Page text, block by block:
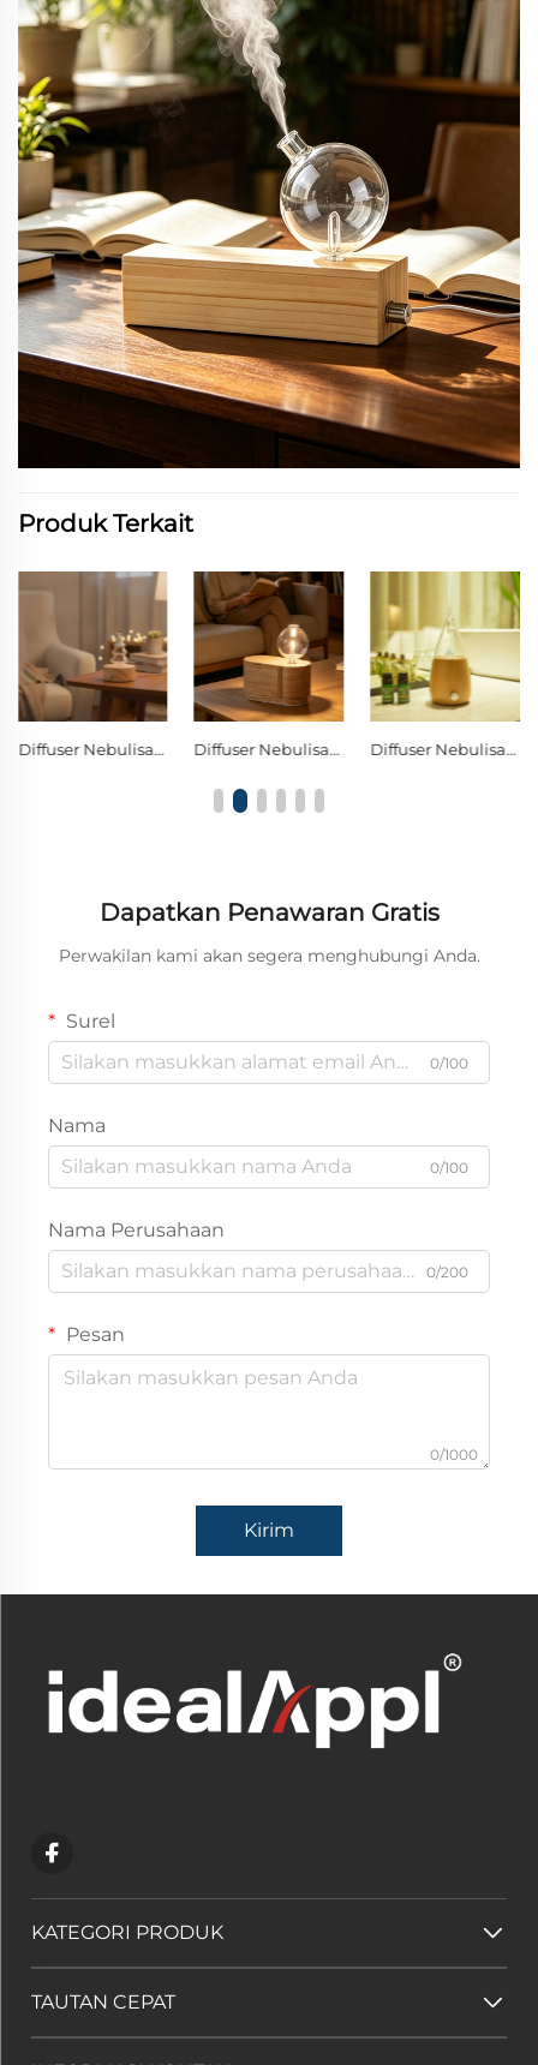
Produk Terkait
Diffuser Nebulisasi Dingin Tanpa Air dengan Dua Jenis Cairan, Berlapis dan Melengkung, Tanpa Kontak Plastik, Terbuat dari Kayu Solid, Diffuser Aroma Minyak Esensial Murni dengan Kaca Borosilikat Bola Diffuser Nebulisasi Tanpa Air Berbentuk Kerucut dari Kaca dengan Kontrol Tombol Tunggal dan Lampu Ambient LED Hangat Minyak Esensial Ekstrak Tumbuhan Murni, Hadiah Wangi Mewah yang Tahan Lama untuk Relaksasi & Perawatan Diri
Dapatkan Penawaran Gratis
Perwakilan kami akan segera menghubungi Anda.
Surel
0/100
Nama
0/100
Nama Perusahaan
0/200
Pesan
0/1000
Kirim
KATEGORI PRODUK
TAUTAN CEPAT